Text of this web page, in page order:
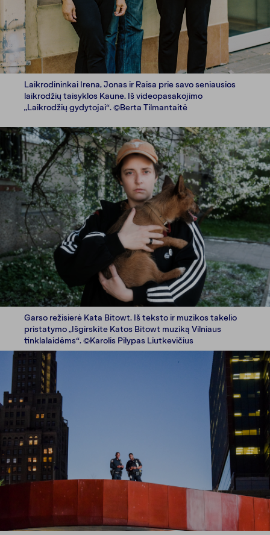
Laikrodininkai Irena, Jonas ir Raisa prie savo seniausios
laikrodžių taisyklos Kaune. Iš videopasakojimo
„Laikrodžių gydytojai“. ©Berta Tilmantaitė
Garso režisierė Kata Bitowt. Iš teksto ir muzikos takelio
pristatymo „Išgirskite Katos Bitowt muziką Vilniaus
tinklalaidėms“. ©Karolis Pilypas Liutkevičius